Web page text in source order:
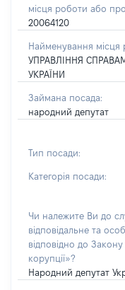
місця роботи або
20064120
Найменування
УПРАВЛІННЯ
УКРАЇНИ
Займана посада:
народний депутат
Тип посади:
Категорія посади:
Чи належите Ви до
відповідальне та
відповідно до
корупції»?
Народний депутат